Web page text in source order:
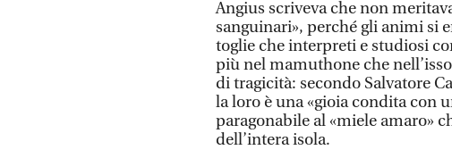
Angius scriveva che non
sanguinari», perché gli animi si
toglie che interpreti e studiosi
più nel mamuthone che
di tragicità: secondo Salvatore
la loro è una «gioia condita con
paragonabile al «miele amaro»
dell’intera isola.